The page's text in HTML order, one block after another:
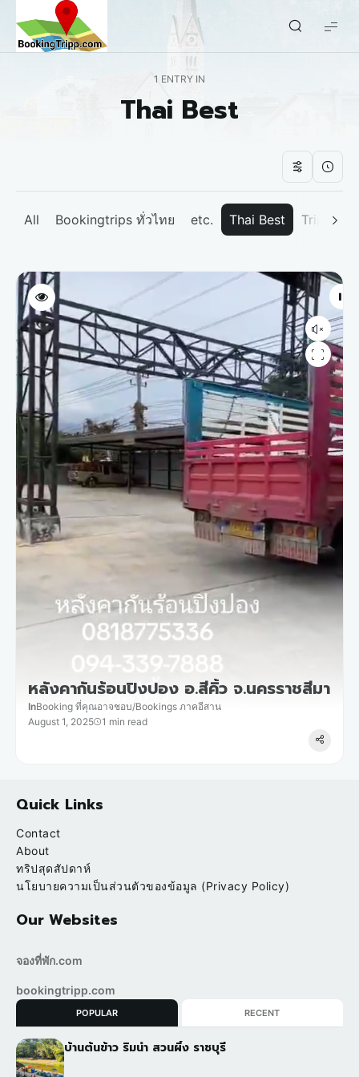
bookingtripp.com
1 ENTRY IN
Thai Best
All Bookingtrips ทั่วไทย etc. Thai Best Tripp
หลังคากันร้อนปิงปอง อ.สีคิ้ว จ.นครราชสีมา
InBooking ที่คุณอาจชอบ/Bookings ภาคอีสาน
August 1, 2025
1 min read
Quick Links
Contact
About
ทริปสุดสัปดาห์
นโยบายความเป็นส่วนตัวของข้อมูล (Privacy Policy)
Our Websites
จองที่พัก.com
bookingtripp.com
POPULAR RECENT
บ้านต้นข้าว ริมน้ำ สวนผึ้ง ราชบุรี